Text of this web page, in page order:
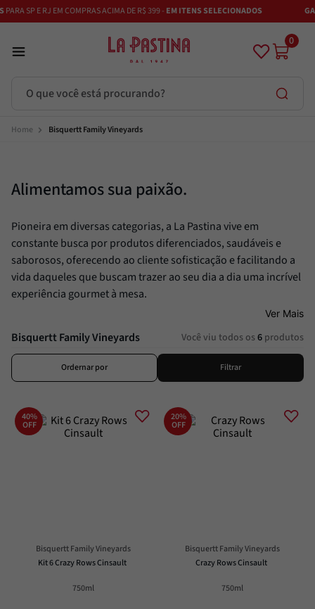
E RJ EM COMPRAS ACIMA DE R$ 399 -EM ITENS SELECIONADOS GANHE
0
Bisquertt Family Vineyards
Alimentamos sua paixão.
Pioneira em diversas categorias, a La Pastina vive em
constante busca por produtos diferenciados, saudáveis e
saborosos, oferecendo ao cliente sofisticação e facilitando a
vida daqueles que buscam trazer ao seu dia a dia uma incrível
experiência gourmet à mesa.
Ver Mais
Bisquertt Family Vineyards Você viu todos os6 produtos
Ordernar por Filtrar
40%
OFF
Bisquertt Family Vineyards
Kit 6 Crazy Rows Cinsault
750ml
20%
OFF
Bisquertt Family Vineyards
Crazy Rows Cinsault
750ml
Termos mais buscados
Vinhos
4º Maestra
5º Azeitona
6º Bruschetta
7º Alcachofra
9º Molho
Trufa